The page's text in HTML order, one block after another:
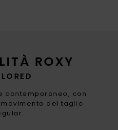
ROXY
contemporaneo, con
del taglio